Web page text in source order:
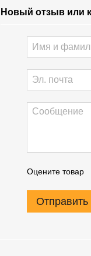
Новый отзыв или
Оцените товар
Отправить